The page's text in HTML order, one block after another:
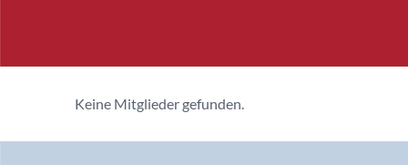
Keine Mitglieder gefunden.